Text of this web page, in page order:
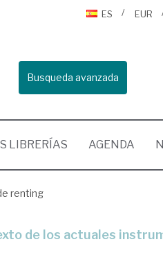
ES
EUR
Busqueda avanzada
LIBRERÍAS AGENDA
renting